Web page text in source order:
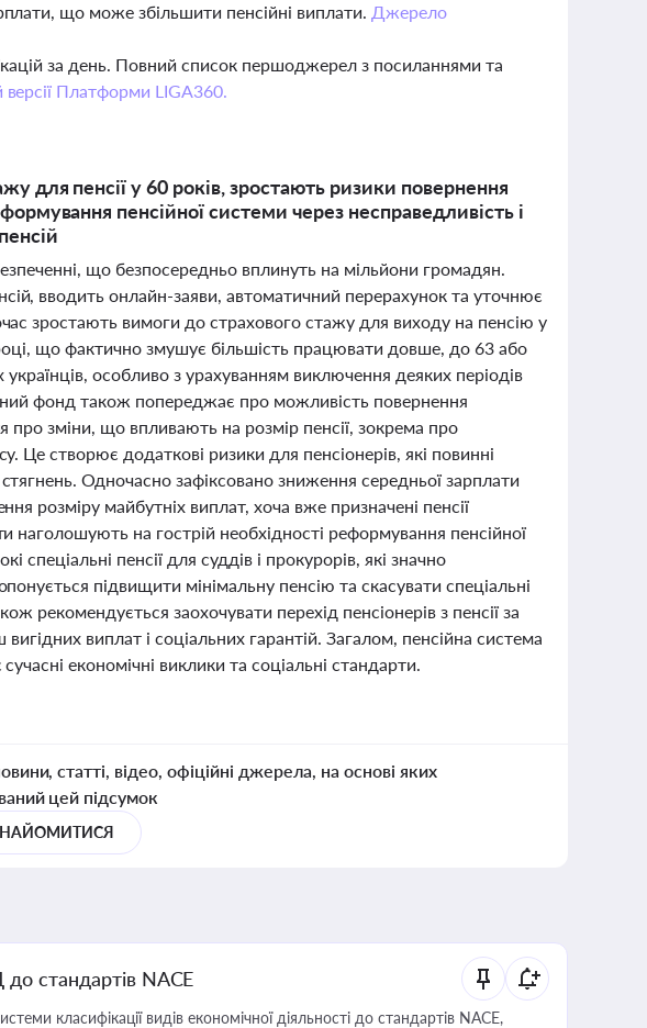
що може збільшити пенсійні виплати. Джерело
за день. Повний список першоджерел з посиланнями та
версії Платформи LIGA360.
для пенсії у 60 років, зростають ризики повернення
пенсійної системи через несправедливість і
що безпосередньо вплинуть на мільйони громадян.
вводить онлайн-заяви, автоматичний перерахунок та уточнює
зростають вимоги до страхового стажу для виходу на пенсію у
що фактично змушує більшість працювати довше, до 63 або
особливо з урахуванням виключення деяких періодів
фонд також попереджає про можливість повернення
про зміни, що впливають на розмір пенсії, зокрема про
Це створює додаткові ризики для пенсіонерів, які повинні
Одночасно зафіксовано зниження середньої зарплати
розміру майбутніх виплат, хоча вже призначені пенсії
наголошують на гострій необхідності реформування пенсійної
спеціальні пенсії для суддів і прокурорів, які значно
підвищити мінімальну пенсію та скасувати спеціальні
рекомендується заохочувати перехід пенсіонерів з пенсії за
виплат і соціальних гарантій. Загалом, пенсійна система
економічні виклики та соціальні стандарти.
статті, відео, офіційні джерела, на основі яких
цей підсумок
стандартів NACE
класифікації видів економічної діяльності до стандартів NACE,